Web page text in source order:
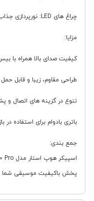
چراغ های LED: نورپردازی جذاب و رنگی که در محیط های شبانه یا مهمانی ها جلوه ای چشم نواز به فضا می دهد.
مزایا:
کیفیت صدای بالا همراه با
طراحی مقاوم، زیبا و قابل حمل
تنوع در گزینه های اتصال و
باتری بادوام برای استفاده در
جمع بندی:
پخش باکیفیت موسیقی شما